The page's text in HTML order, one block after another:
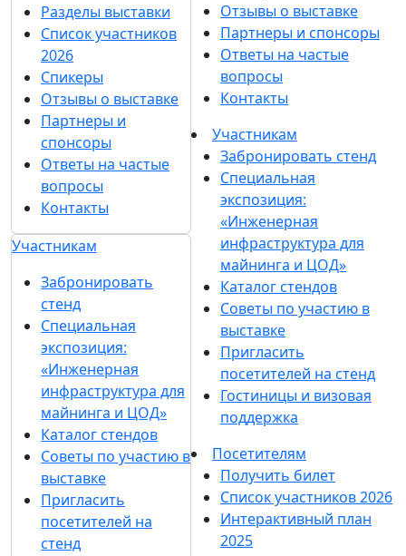
Разделы выставки
Список участников
2026
Спикеры
Отзывы о выставке
Партнеры и
спонсоры
Ответы на частые
вопросы
Контакты
Участникам
Забронировать
стенд
Специальная
экспозиция:
«Инженерная
инфраструктура для
майнинга и ЦОД»
Каталог стендов
Советы по участию в
выставке
Пригласить
посетителей на
стенд
Отзывы о выставке
Партнеры и спонсоры
Ответы на частые
вопросы
Контакты
Участникам
Забронировать стенд
Специальная
экспозиция:
«Инженерная
инфраструктура для
майнинга и ЦОД»
Каталог стендов
Советы по участию в
выставке
Пригласить
посетителей на стенд
Гостиницы и визовая
поддержка
Посетителям
Получить билет
Список участников 2026
Интерактивный план
2025